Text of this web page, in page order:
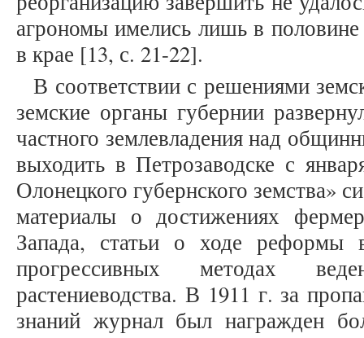
агрономы имелись лишь в
в крае [13, с. 21-22].
В соответствии с решениями
земские органы губернии
частного землевладения над
выходить в Петрозаводске с
Олонецкого губернского земства»
материалы о достижениях
Запада, статьи о ходе
прогрессивных методах
растениеводства. В 1911 г. за
знаний журнал был награжден